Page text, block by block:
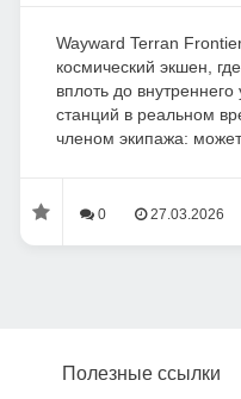
Wayward Terran
космический экшен,
вплоть до
станций в реальном
членом экипажа:
0 27.03.2026
Полезные ссылки